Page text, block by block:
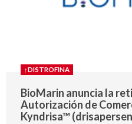
↑DISTROFINA
BioMarin anuncia la
Autorización de
Kyndrisa™